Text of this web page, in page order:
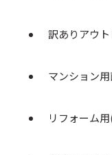
訳ありアウト
マンション
リフォーム